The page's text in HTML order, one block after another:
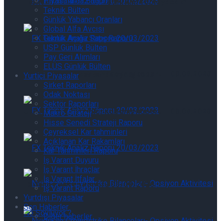
FX Teknik Analiz Raporu 07/08/2026
Uluslararası Piyasalar Kapanış Raporu – 06.08.2026
FX Teknik Analiz Raporu 06/08/2026
Ekonomisinin Geçiş Ücretini Kim Toplayacak?
FX Teknik Analiz Raporu 07/08/2026
Uluslararası Piyasalar Kapanış Raporu – 06.08.2026
FX Teknik Analiz Raporu 06/08/2026
Teknik Bülten
Günlük Yabancı Oranları
Global Alfa Avcısı
Günlük Açığa Satış Raporu
USP Günlük Bülten
Pay Geri Alımları
ELÜS Günlük Bülten
Yurtiçi Piyasalar
Şirket Raporları
Odak Noktası
Sektör Raporları
Makro Strateji
Hisse Senedi Strateji Raporu
Çeyreksel Kar tahminleri
Açıklanan Kar Rakamları
Kar Tahminleri Raporu
İş Varant Duyuru
İş Varant İhraçlar
İş Varant İtfalar
İş Varant Raporu
Yurtdışı Piyasalar
Son Haberler
Diğer haberler